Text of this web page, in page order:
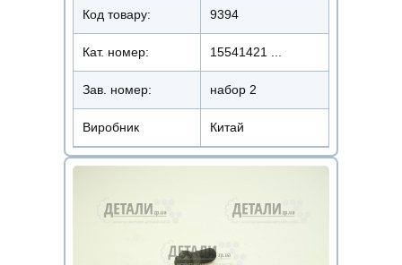
Код товару: 9394
Кат. номер: 15541421 ...
Зав. номер: набор 2
Виробник Китай